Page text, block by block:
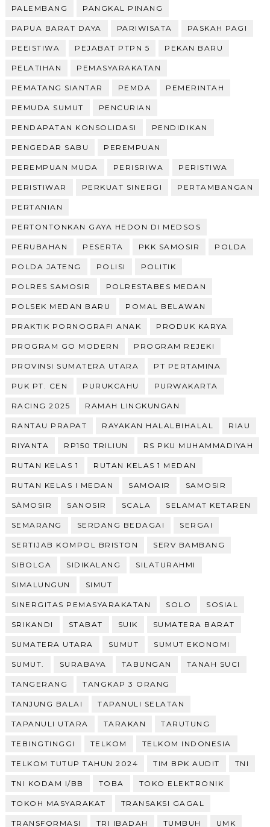
PALEMBANG PANGKAL PINANG
PAPUA BARAT DAYA PARIWISATA PASKAH PAGI
PEEISTIWA PEJABAT PTPN 5 PEKAN BARU
PELATIHAN PEMASYARAKATAN
PEMATANG SIANTAR PEMDA PEMERINTAH
PEMUDA SUMUT PENCURIAN
PENDAPATAN KONSOLIDASI PENDIDIKAN
PENGEDAR SABU PEREMPUAN
PEREMPUAN MUDA PERISRIWA PERISTIWA
PERISTIWAR PERKUAT SINERGI PERTAMBANGAN
PERTANIAN
PERTONTONKAN GAYA HEDON DI MEDSOS
PERUBAHAN PESERTA PKK SAMOSIR POLDA
POLDA JATENG POLISI POLITIK
POLRES SAMOSIR POLRESTABES MEDAN
POLSEK MEDAN BARU POMAL BELAWAN
PRAKTIK PORNOGRAFI ANAK PRODUK KARYA
PROGRAM GO MODERN PROGRAM REJEKI
PROVINSI SUMATERA UTARA PT PERTAMINA
PUK PT. CEN PURUKCAHU PURWAKARTA
RACING 2025 RAMAH LINGKUNGAN
RANTAU PRAPAT RAYAKAN HALALBIHALAL RIAU
RIYANTA RP150 TRILIUN RS PKU MUHAMMADIYAH
RUTAN KELAS 1 RUTAN KELAS 1 MEDAN
RUTAN KELAS I MEDAN SAMOAIR SAMOSIR
SÀMOSIR SANOSIR SCALA SELAMAT KETAREN
SEMARANG SERDANG BEDAGAI SERGAI
SERTIJAB KOMPOL BRISTON SERV BAMBANG
SIBOLGA SIDIKALANG SILATURAHMI
SIMALUNGUN SIMUT
SINERGITAS PEMASYARAKATAN SOLO SOSIAL
SRIKANDI STABAT SUIK SUMATERA BARAT
SUMATERA UTARA SUMUT SUMUT EKONOMI
SUMUT. SURABAYA TABUNGAN TANAH SUCI
TANGERANG TANGKAP 3 ORANG
TANJUNG BALAI TAPANULI SELATAN
TAPANULI UTARA TARAKAN TARUTUNG
TEBINGTINGGI TELKOM TELKOM INDONESIA
TELKOM TUTUP TAHUN 2024 TIM BPK AUDIT TNI
TNI KODAM I/BB TOBA TOKO ELEKTRONIK
TOKOH MASYARAKAT TRANSAKSI GAGAL
TRANSFORMASI TRI IBADAH TUMBUH UMK